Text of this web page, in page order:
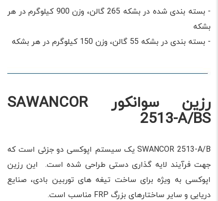
- بسته بندی شده در بشکه 265 گالن، وزن 900 کیلوگرم در هر
بشکه
- بسته بندی در بشکه 55 گالن، وزن 150 کیلوگرم در هر بشکه
رزین سوانکور SAWANCOR
2513-A/BS
SWANCOR 2513-A/B یک سیستم اپوکسی دو جزئی است که
جهت فرآیند لایه گذاری دستی طراحی شده است. این رزین
اپوکسی به ویژه برای ساخت تیغه های توربین بادی، صنایع
دریایی و سایر ساختارهای بزرگ FRP مناسب است.